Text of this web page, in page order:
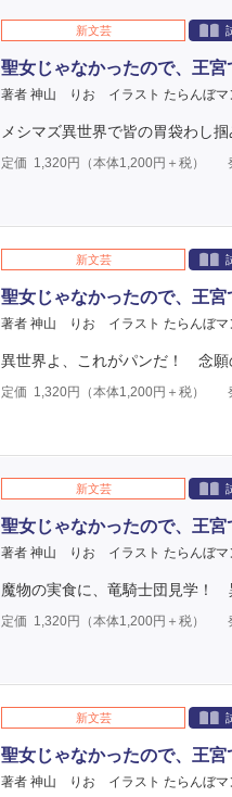
新文芸
聖女じゃなかったので、王
著者 神山 りお イラスト たらんぼマ
メシマズ異世界で皆の胃袋わし
定価 1,320円（本体1,200円＋税）
新文芸
聖女じゃなかったので、王
著者 神山 りお イラスト たらんぼマ
異世界よ、これがパンだ！ 念願
定価 1,320円（本体1,200円＋税）
新文芸
聖女じゃなかったので、王
著者 神山 りお イラスト たらんぼマ
魔物の実食に、竜騎士団見学！
定価 1,320円（本体1,200円＋税）
新文芸
聖女じゃなかったので、王
著者 神山 りお イラスト たらんぼマ